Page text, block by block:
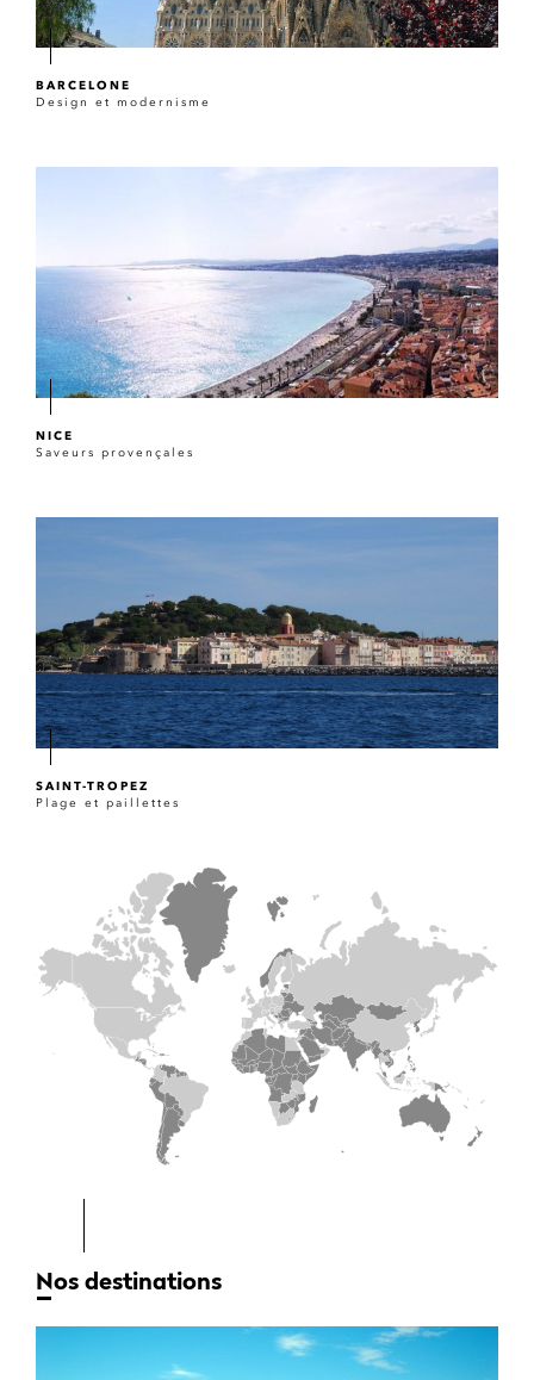
BARCELONE
Design et modernisme
NICE
Saveurs provençales
SAINT-TROPEZ
Plage et paillettes
Nos destinations